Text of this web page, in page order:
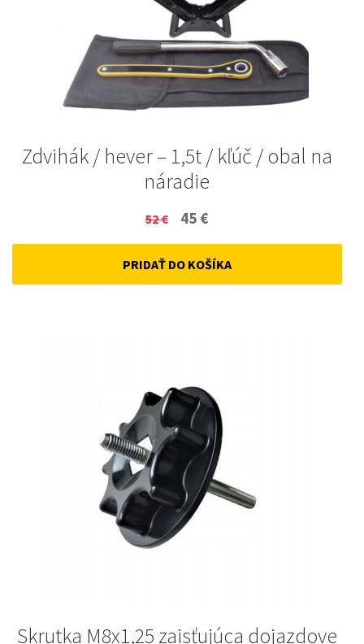
Zdvihák / hever – 1,5t / kľúč / obal na
náradie
52€
Original
price
was:
45 €
price
is:
PRIDAŤ DO KOŠÍKA
Skrutka M8x1,25 zaisťujúca dojazdove